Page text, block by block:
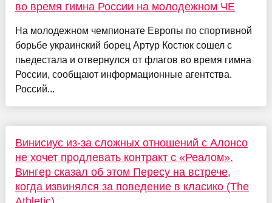
во время гимна России на молодежном ЧЕ
На молодежном чемпионате Европы по спортивной
борьбе украинский борец Артур Костюк сошел с
пьедестала и отвернулся от флагов во время гимна
России, сообщают информационные агентства.
Россий...
Винисиус из-за сложных отношений с Алонсо
не хочет продлевать контракт с «Реалом».
Вингер сказал об этом Пересу на встрече,
когда извинялся за поведение в класико (The